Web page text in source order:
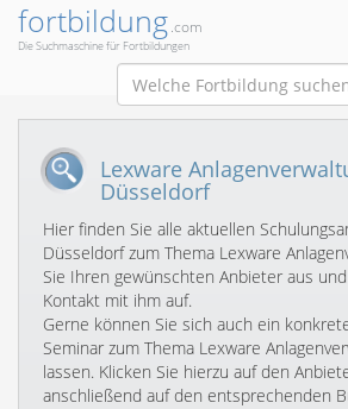
fortbildung.com
Die Suchmaschine für Fortbildungen
Lexware
Düsseldorf
Hier finden Sie alle aktuellen
Düsseldorf zum Thema Lexware
Sie Ihren gewünschten Anbieter aus
Kontakt mit ihm auf.
Gerne können Sie sich auch ein
Seminar zum Thema Lexware
lassen. Klicken Sie hierzu auf den
anschließend auf den entsprechenden